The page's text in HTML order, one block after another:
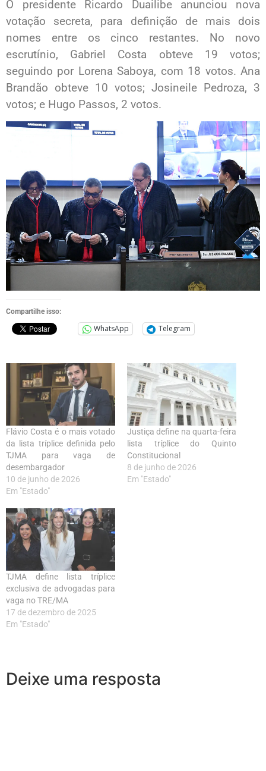
O presidente Ricardo Duailibe anunciou nova
votação secreta, para definição de mais dois
nomes entre os cinco restantes. No novo
escrutínio, Gabriel Costa obteve 19 votos;
seguindo por Lorena Saboya, com 18 votos. Ana
Brandão obteve 10 votos; Josineile Pedroza, 3
votos; e Hugo Passos, 2 votos.
Compartilhe isso:
WhatsApp Telegram
Flávio Costa é o mais votado
da lista tríplice definida pelo
TJMA para vaga de
desembargador
10 de junho de 2026
Em "Estado"
Justiça define na quarta-feira
lista tríplice do Quinto
Constitucional
8 de junho de 2026
Em "Estado"
TJMA define lista tríplice
exclusiva de advogadas para
vaga no TRE/MA
17 de dezembro de 2025
Em "Estado"
Deixe uma resposta